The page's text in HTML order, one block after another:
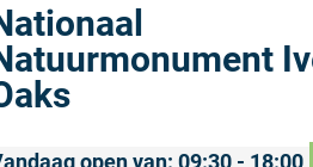
open van: 09:30 - 18:00